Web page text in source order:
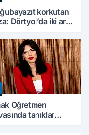
korkutan
Dörtyol’da iki araç
Öğretmen
tanıklar